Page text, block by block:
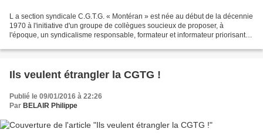
L a section syndicale C.G.T.G. « Montéran » est née au début de la décennie
1970 à l'initiative d'un groupe de collègues soucieux de proposer, à
l'époque, un syndicalisme responsable, formateur et informateur priorisant la
Ils veulent étrangler la CGTG !
Publié le 09/01/2016 à 22:26
Par BELAIR Philippe